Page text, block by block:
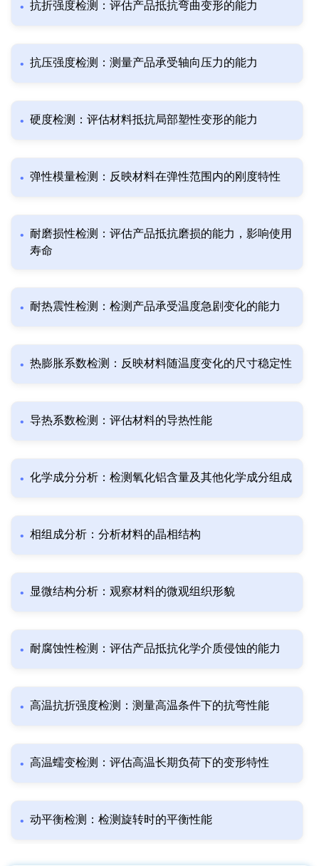
抗折强度检测：评估产品抵抗弯曲变形的能力
抗压强度检测：测量产品承受轴向压力的能力
硬度检测：评估材料抵抗局部塑性变形的能力
弹性模量检测：反映材料在弹性范围内的刚度特性
耐磨损性检测：评估产品抵抗磨损的能力，影响使用
寿命
耐热震性检测：检测产品承受温度急剧变化的能力
热膨胀系数检测：反映材料随温度变化的尺寸稳定性
导热系数检测：评估材料的导热性能
化学成分分析：检测氧化铝含量及其他化学成分组成
相组成分析：分析材料的晶相结构
显微结构分析：观察材料的微观组织形貌
耐腐蚀性检测：评估产品抵抗化学介质侵蚀的能力
高温抗折强度检测：测量高温条件下的抗弯性能
高温蠕变检测：评估高温长期负荷下的变形特性
动平衡检测：检测旋转时的平衡性能